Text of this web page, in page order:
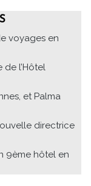
voyages en
l’Hôtel
et Palma
directrice
9ème hôtel en